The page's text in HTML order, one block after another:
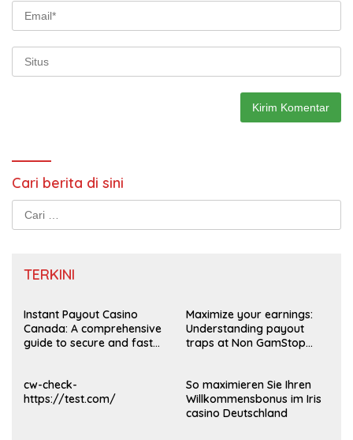
Cari berita di sini
Cari
untuk:
TERKINI
Instant Payout Casino
Canada: A comprehensive
guide to secure and fast
Maximize your earnings:
Understanding payout
traps at Non GamStop
cw-check-
https://test.com/
So maximieren Sie Ihren
Willkommensbonus im Iris
casino Deutschland